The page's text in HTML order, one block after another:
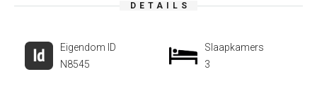
DETAILS
Eigendom ID
N8545
Slaapkamers
3